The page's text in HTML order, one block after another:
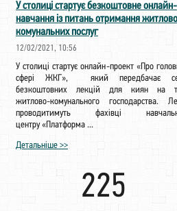
У столиці стартує безкоштовне онлайн-
навчання із питань отримання
комунальних послуг
12/02/2021, 10:56
У столиці стартує онлайн-проект «Про
сфері ЖКГ», який передбачає
безкоштовних лекцій для киян на
житлово-комунального господарства.
проводитимуть фахівці
центру «Платформа ...
Детальніше >>
225